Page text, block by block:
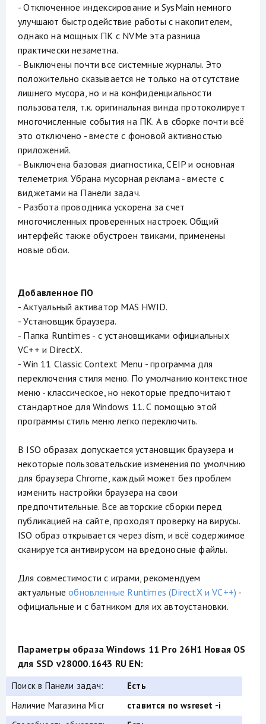
- Отключенное индексирование и SysMain немного
улучшают быстродействие работы с накопителем,
однако на мощных ПК с NVMe эта разница
практически незаметна.
- Выключены почти все системные журналы. Это
положительно сказывается не только на отсутствие
лишнего мусора, но и на конфиденциальности
пользователя, т.к. оригинальная винда протоколирует
многочисленные события на ПК. А в сборке почти всё
это отключено - вместе с фоновой активностью
приложений.
- Выключена базовая диагностика, CEIP и основная
телеметрия. Убрана мусорная реклама - вместе с
виджетами на Панели задач.
- Разбота проводника ускорена за счет
многочисленных проверенных настроек. Общий
интерфейс также обустроен твиками, применены
новые обои.
Добавленное ПО
- Актуальный активатор MAS HWID.
- Установщик браузера.
- Папка Runtimes - с установщиками официальных
VC++ и DirectX.
- Win 11 Classic Context Menu - программа для
переключения стиля меню. По умолчанию контекстное
меню - классическое, но некоторые предпочитают
стандартное для Windows 11. С помощью этой
программы стиль меню легко переключить.
В ISO образах допускается установщик браузера и
некоторые пользовательские изменения по умолчнию
для браузера Chrome, каждый может без проблем
изменить настройки браузера на свои
предпочтительные. Все авторские сборки перед
публикацией на сайте, проходят проверку на вирусы.
ISO образ открывается через dism, и всё содержимое
сканируется антивирусом на вредоносные файлы.
Для совместимости с играми, рекомендуем
актуальныеобновленные Runtimes (DirectX и VC++) -
официальные и с батником для их автоустановки.
Параметры образа Windows 11 Pro 26H1 Новая OS
для SSD v28000.1643 RU EN:
Поиск в Панели задач:
Есть
Наличие Магазина Microsoft Store:ставится по wsreset -i